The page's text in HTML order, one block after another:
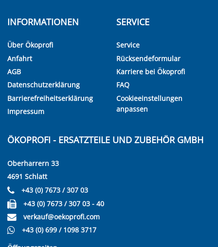
INFORMATIONEN
Über Ökoprofi
Anfahrt
AGB
Datenschutzerklärung
Barrierefreiheitserklärung
Impressum
SERVICE
Service
Rücksendeformular
Karriere bei Ökoprofi
FAQ
Cookieeinstellungen
anpassen
ÖKOPROFI - ERSATZTEILE UND ZUBEHÖR GMBH
Oberharrern 33
4691 Schlatt
+43 (0) 7673 / 307 03
+43 (0) 7673 / 307 03 - 40
verkauf@oekoprofi.com
+43 (0) 699 / 1098 3717